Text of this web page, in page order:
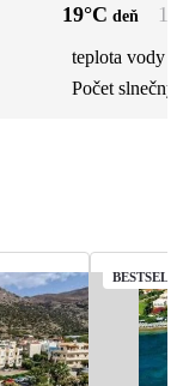
19°C deň
teplota vody
Počet